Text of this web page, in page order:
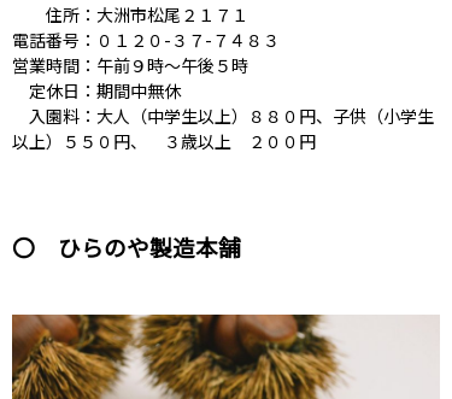
住所：大洲市松尾２１７１
電話番号：０１２０-３７-７４８３
営業時間：午前９時～午後５時
定休日：期間中無休
入園料：大人（中学生以上）８８０円、子供（小学生
以上）５５０円、 ３歳以上 ２００円
〇 ひらのや製造本舗